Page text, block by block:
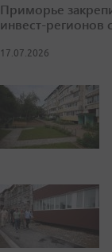
Приморье
инвест-регионов
17.07.2026